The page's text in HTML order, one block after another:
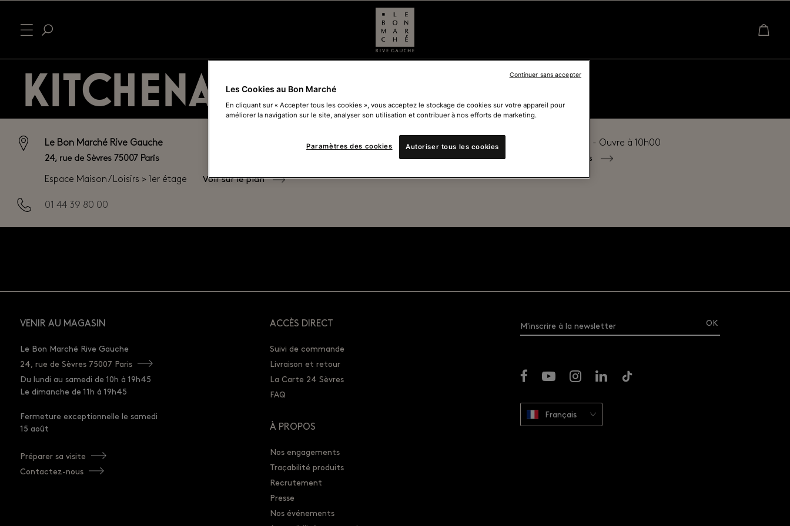
KITCHENAID
Le Bon Marché Rive Gauche
24, rue de Sèvres 75007 Paris
Espace Maison / Loisirs > 1er étage Voir sur le plan
01 44 39 80 00
Fermé actuellement - Ouvre à 10h00
Voir tous les horaires
VENIR AU MAGASIN
Le Bon Marché Rive Gauche
24, rue de Sèvres 75007 Paris
Du lundi au samedi de 10h à 19h45
Le dimanche de 11h à 19h45
Fermeture exceptionnelle le samedi
15 août
Préparer sa visite
Contactez-nous
ACCÈS DIRECT
Suivi de commande
Livraison et retour
La Carte 24 Sèvres
FAQ
À PROPOS
Nos engagements
Traçabilité produits
Recrutement
Presse
Nos événements
M'inscrire à la newsletter
Français
Les Cookies au Bon Marché
En cliquant sur « Accepter tous les cookies », vous acceptez le stockage de cookies sur votre appareil pour
améliorer la navigation sur le site, analyser son utilisation et contribuer à nos efforts de marketing.
Paramètres des cookies Autoriser tous les cookies
Continuer sans accepter